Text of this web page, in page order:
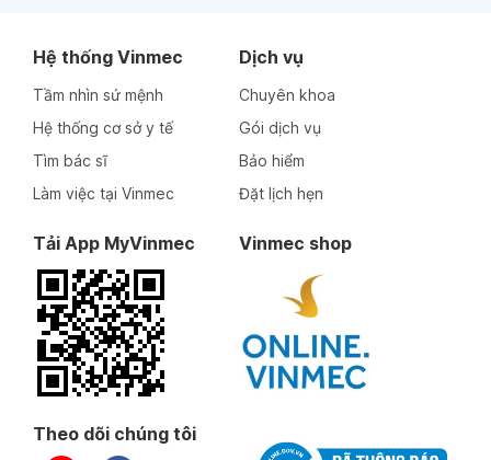
Hệ thống Vinmec
Tầm nhìn sứ mệnh
Hệ thống cơ sở y tế
Tìm bác sĩ
Làm việc tại Vinmec
Dịch vụ
Chuyên khoa
Gói dịch vụ
Bảo hiểm
Đặt lịch hẹn
Tải App MyVinmec Vinmec shop
Theo dõi chúng tôi